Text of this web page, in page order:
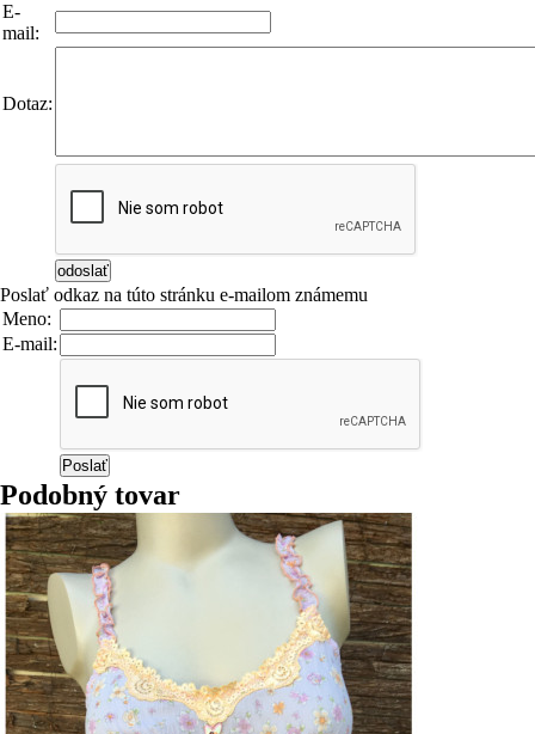
E-
mail:
Dotaz:
Poslať odkaz na túto stránku e-mailom známemu
Meno:
E-mail:
Podobný tovar